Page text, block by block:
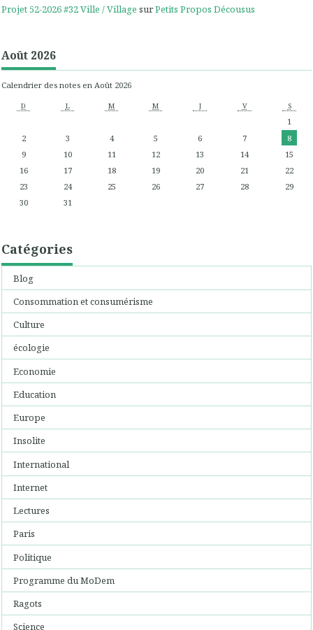
Projet 52-2026 #32 Ville / Village surPetits Propos Décousus
Août 2026
Calendrier des notes en Août 2026
D L M M J V S
1
2
3 4 5 6 7
8
9
10 11 12 13 14
15
16
17 18 19 20 21
22
23
24 25 26 27 28
29
30
31
Catégories
Blog
Consommation et consumérisme
Culture
écologie
Economie
Education
Europe
Insolite
International
Internet
Lectures
Paris
Politique
Programme du MoDem
Ragots
Science